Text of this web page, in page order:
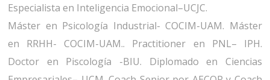
Especialista en Inteligencia Emocional–UCJC.
Máster en Psicología Industrial- COCIM-UAM. Máster
en RRHH- COCIM-UAM.. Practitioner en PNL– IPH.
Doctor en Piscología -BIU. Diplomado en Ciencias